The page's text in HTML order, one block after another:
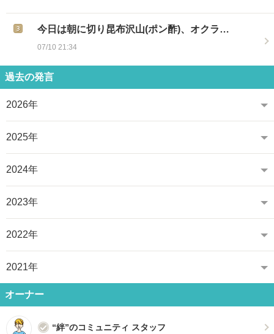
今日は朝に切り昆布沢山(ポン酢)、オクラ…
07/10 21:34
過去の発言
2026年
2025年
2024年
2023年
2022年
2021年
オーナー
“絆”のコミュニティ スタッフ